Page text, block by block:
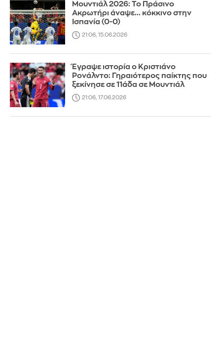
Μουντιάλ 2026: Το Πράσινο
Ακρωτήρι άναψε... κόκκινο στην
Ισπανία (0-0)
21:06, 15.06.2026
Έγραψε ιστορία ο Κριστιάνο
Ρονάλντο: Γηραιότερος παίκτης που
ξεκίνησε σε 11άδα σε Μουντιάλ
21:06, 17.06.2026